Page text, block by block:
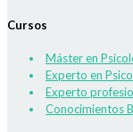
Cursos
Máster en
Experto en
Experto
Conocimientos